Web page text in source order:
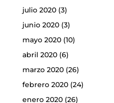
julio 2020(3)
junio 2020(3)
mayo 2020(10)
abril 2020(6)
marzo 2020(26)
febrero 2020(24)
enero 2020(26)